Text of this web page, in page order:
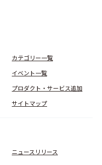
カテゴリー一覧
イベント一覧
プロダクト・サービス追加
サイトマップ
ニュースリリース